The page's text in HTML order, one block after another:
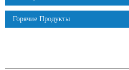
Горячие Продукты